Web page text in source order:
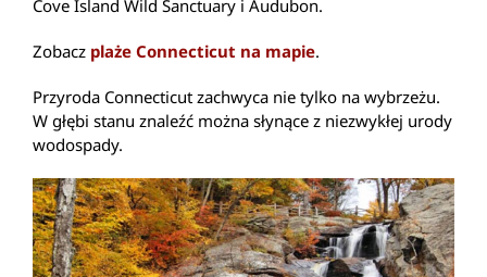
Cove Island Wild Sanctuary i Audubon.
Zobacz plaże Connecticut na mapie.
Przyroda Connecticut zachwyca nie tylko na wybrzeżu.
W głębi stanu znaleźć można słynące z niezwykłej urody
wodospady.